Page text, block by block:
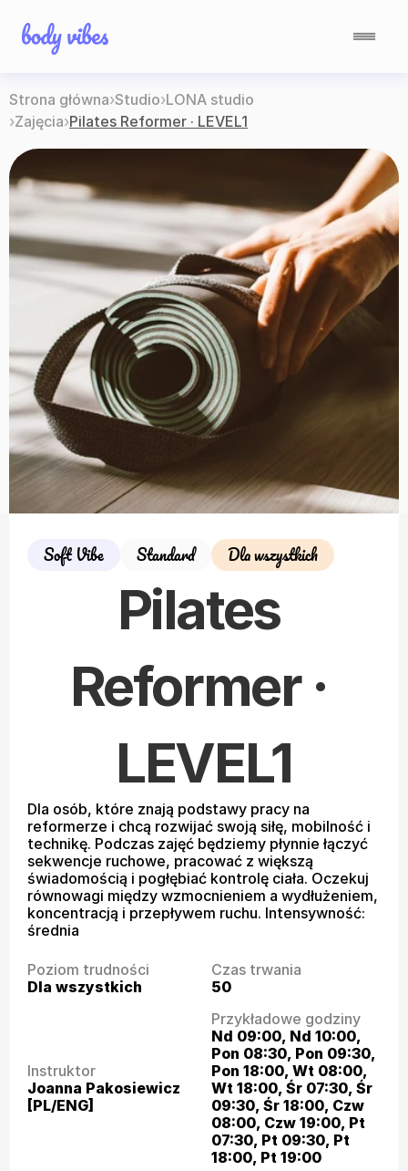
Strona główna›Studio›LONA studio
›Zajęcia›Pilates Reformer · LEVEL1
Soft Vibe Standard Dla wszystkich
Pilates
Reformer ·
LEVEL1
Dla osób, które znają podstawy pracy na
reformerze i chcą rozwijać swoją siłę, mobilność i
technikę. Podczas zajęć będziemy płynnie łączyć
sekwencje ruchowe, pracować z większą
świadomością i pogłębiać kontrolę ciała. Oczekuj
równowagi między wzmocnieniem a wydłużeniem,
koncentracją i przepływem ruchu. Intensywność:
średnia
Poziom trudności
Dla wszystkich
Czas trwania
50
Instruktor
Joanna Pakosiewicz
[PL/ENG]
Przykładowe godziny
Nd 09:00, Nd 10:00,
Pon 08:30, Pon 09:30,
Pon 18:00, Wt 08:00,
Wt 18:00, Śr 07:30, Śr
09:30, Śr 18:00, Czw
08:00, Czw 19:00, Pt
07:30, Pt 09:30, Pt
18:00, Pt 19:00